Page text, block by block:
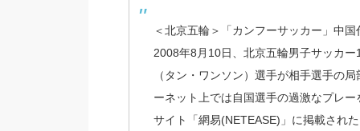
＜北京五輪＞「カンフーサッカー」中
2008年8月10日、北京五輪男子サッカ
（タン・ワンソン）選手が相手選手の
ーネット上では自国選手の過激なプレ
サイト「網易(NETEASE)」に掲載された